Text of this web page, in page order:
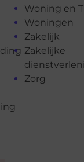
Woning en
Woningen
Zakelijk
Zakelijke
Zorg